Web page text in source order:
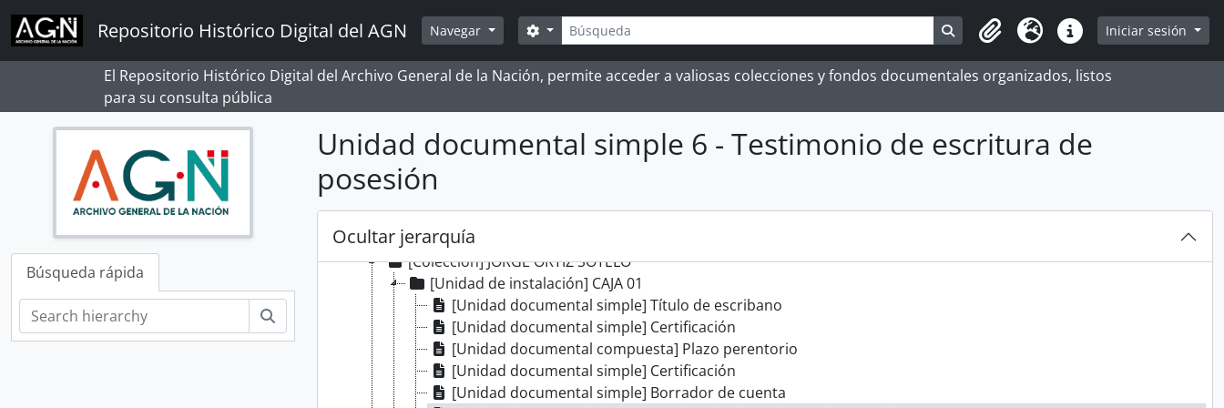
Skip to main content
Repositorio Histórico Digital del AGN Navegar Búsqueda
Search options Search in browse page
Portapapeles
Idioma Enlaces rápidos
Iniciar sesión
El Repositorio Histórico Digital del Archivo General de la Nación, permite acceder a valiosas colecciones y fondos documentales organizados, listos
para su consulta pública
Búsqueda rápida
Unidad documental simple 6 - Testimonio de escritura de
posesión
Ocultar jerarquía
[Record group] ARCHIVO HISTÓRICO
[Agrupación documental] FONDOS INSTITUCIONALES
[Agrupación documental] FONDOS FÁCTICOS
[Agrupación documental] PROTOCOLOS NOTARIALES
[Agrupación documental] COLECCIONES
[Colección] ALBERTO ROSAS SILES
[Colección] ALFONSO MADALENGOITIA ALBRECHT
[Colección] ANGÉLICA PALMA
[Colección] BERNARDO MORAWSKY
[Colección] DOCUMENTOS DE LA INDEPENDENCIA DEL PERÚ EN EL AGI
[Colección] JORGE ORTIZ SOTELO
[Unidad de instalación] CAJA 01
[Unidad documental simple] Título de escribano
[Unidad documental simple] Certificación
[Unidad documental compuesta] Plazo perentorio
[Unidad documental simple] Certificación
[Unidad documental simple] Borrador de cuenta